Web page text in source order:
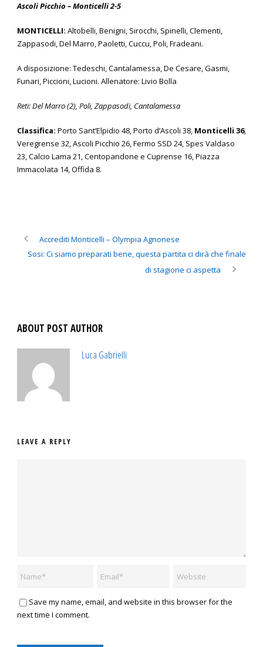
Ascoli Picchio – Monticelli 2-5
MONTICELLI: Altobelli, Benigni, Sirocchi, Spinelli, Clementi,
Zappasodi, Del Marro, Paoletti, Cuccu, Poli, Fradeani.
A disposizione: Tedeschi, Cantalamessa, De Cesare, Gasmi,
Funari, Piccioni, Lucioni. Allenatore: Livio Bolla
Reti: Del Marro (2), Poli, Zappasodi, Cantalamessa
Classifica: Porto Sant’Elpidio 48, Porto d’Ascoli 38, Monticelli 36,
Veregrense 32, Ascoli Picchio 26, Fermo SSD 24, Spes Valdaso
23, Calcio Lama 21, Centopandone e Cuprense 16, Piazza
Immacolata 14, Offida 8.
Accrediti Monticelli – Olympia Agnonese
Sosi: Ci siamo preparati bene, questa partita ci dirà che finale
di stagione ci aspetta
ABOUT POST AUTHOR
Luca Gabrielli
LEAVE A REPLY
Save my name, email, and website in this browser for the
next time I comment.